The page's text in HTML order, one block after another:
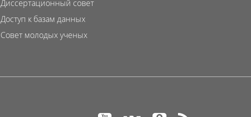
Диссертационный совет
Доступ к базам данных
Совет молодых ученых